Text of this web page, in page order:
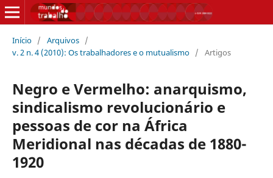
Início / Arquivos /
v. 2 n. 4 (2010): Os trabalhadores e o mutualismo / Artigos
Negro e Vermelho: anarquismo,
sindicalismo revolucionário e
pessoas de cor na África
Meridional nas décadas de 1880-
1920